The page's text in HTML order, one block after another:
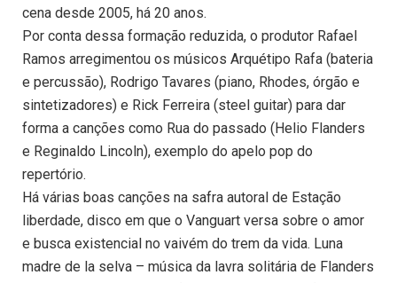
cena desde 2005, há 20 anos.
Por conta dessa formação reduzida, o produtor Rafael
Ramos arregimentou os músicos Arquétipo Rafa (bateria
e percussão), Rodrigo Tavares (piano, Rhodes, órgão e
sintetizadores) e Rick Ferreira (steel guitar) para dar
forma a canções como Rua do passado (Helio Flanders
e Reginaldo Lincoln), exemplo do apelo pop do
repertório.
Há várias boas canções na safra autoral de Estação
liberdade, disco em que o Vanguart versa sobre o amor
e busca existencial no vaivém do trem da vida. Luna
madre de la selva – música da lavra solitária de Flanders